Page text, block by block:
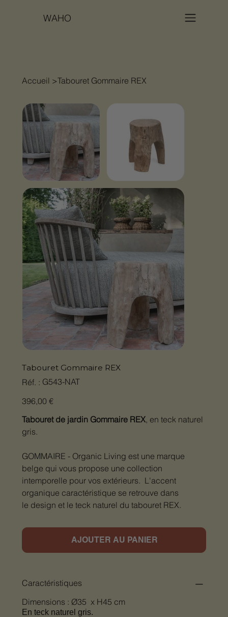
WAHO
Accueil >Tabouret Gommaire REX
Tabouret Gommaire REX
Réf. :
SKU
G543-
G543-NAT
Prix
396,00 €
Tabouret de jardin Gommaire REX, en teck naturel
gris.
GOMMAIRE - Organic Living est une marque
belge qui vous propose une collection
intemporelle pour vos extérieurs. L'accent
organique caractéristique se retrouve dans
le design et le teck naturel du tabouret REX.
AJOUTER AU PANIER
Caractéristiques
Dimensions : Ø35 x H45 cm
En teck naturel gris.